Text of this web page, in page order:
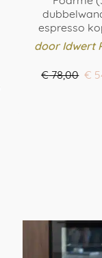
espresso
door Idwert
€78,00 €